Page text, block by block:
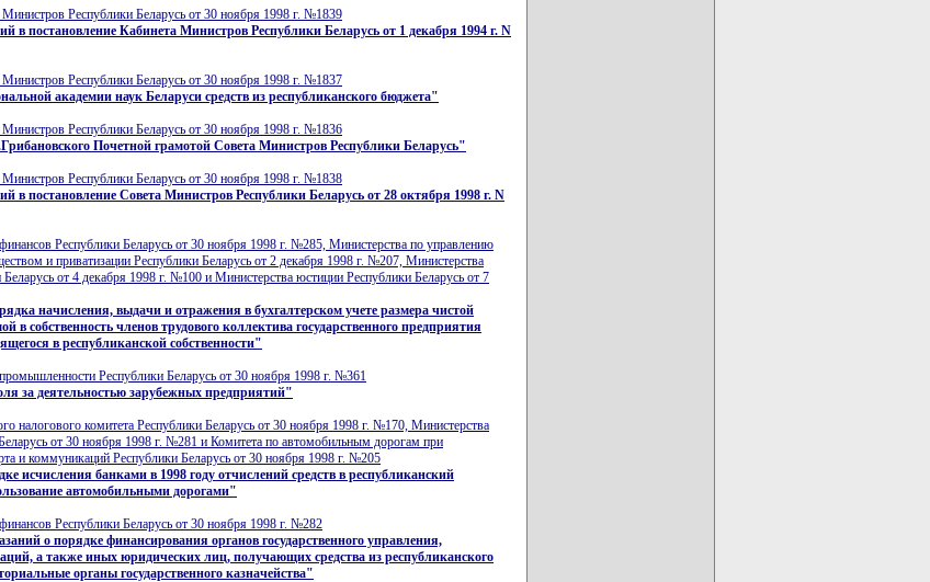
Республики Беларусь от 30 ноября 1998 г. №1839
в постановление Кабинета Министров Республики Беларусь от 1 декабря 1994 г. N
Республики Беларусь от 30 ноября 1998 г. №1837
академии наук Беларуси средств из республиканского бюджета"
Республики Беларусь от 30 ноября 1998 г. №1836
Почетной грамотой Совета Министров Республики Беларусь"
Республики Беларусь от 30 ноября 1998 г. №1838
в постановление Совета Министров Республики Беларусь от 28 октября 1998 г. N
Республики Беларусь от 30 ноября 1998 г. №285, Министерства по управлению
и приватизации Республики Беларусь от 2 декабря 1998 г. №207, Министерства
от 4 декабря 1998 г. №100 и Министерства юстиции Республики Беларусь от 7
начисления, выдачи и отражения в бухгалтерском учете размера чистой
в собственность членов трудового коллектива государственного предприятия
в республиканской собственности"
Республики Беларусь от 30 ноября 1998 г. №361
за деятельностью зарубежных предприятий"
налогового комитета Республики Беларусь от 30 ноября 1998 г. №170, Министерства
от 30 ноября 1998 г. №281 и Комитета по автомобильным дорогам при
и коммуникаций Республики Беларусь от 30 ноября 1998 г. №205
исчисления банками в 1998 году отчислений средств в республиканский
автомобильными дорогами"
Республики Беларусь от 30 ноября 1998 г. №282
о порядке финансирования органов государственного управления,
а также иных юридических лиц, получающих средства из республиканского
органы государственного казначейства"